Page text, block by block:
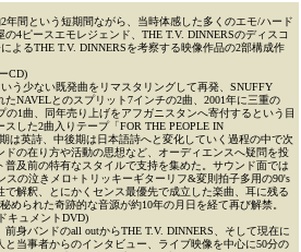
年間という短期間ながら、当時体感した多くのエモ/ハード
4ピースエモレジェンド、THE T.V. DINNERSのディスコ
よるTHE T.V. DINNERSを考察する映像作品の2部構成作
CD)
いう少ない既発曲をリマスタリングして再発、SNUFFY
たNAVELとのスプリット7インチの2曲、2001年に三重の
の1曲、同年売り上げをアフガニスタンへ寄付するという目
した2曲入りテープ「FOR THE PEOPLE IN
は英詩、中後期は日本語詩へと変化していく過程の中で次
ドの在り方や活動の思想など、オーディエンスへ疑問を投
及前の特有なスタイルで支持を集めた。サウンド面では
スの泣きメロ+トリッキーギターリフ&変則拍子多用の90's
で解釈、とにかくセンス最優先で成立した楽曲、耳に残る
められた奇跡的な音源が約10年の月日を経て再び解禁。
キュメントDVD)
身バンドのall outからTHE T.V. DINNERS、そして現在に
当事者からのインタビュー、ライブ映像を中心に50分の